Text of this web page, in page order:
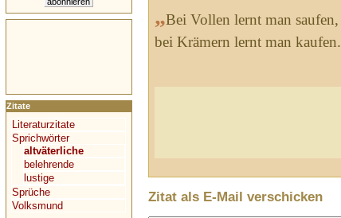
„Bei Vollen lernt man saufen,
bei Krämern lernt man kaufen.
Zitat als E-Mail verschicken
Zitate
Literaturzitate
Sprichwörter
altväterliche
belehrende
lustige
Sprüche
Volksmund